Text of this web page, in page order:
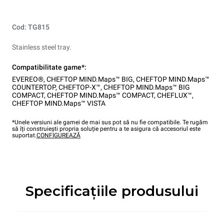
Cod: TG815
Stainless steel tray.
Compatibilitate game*:
EVEREO®, CHEFTOP MIND.Maps™ BIG, CHEFTOP MIND.Maps™
COUNTERTOP, CHEFTOP-X™, CHEFTOP MIND.Maps™ BIG
COMPACT, CHEFTOP MIND.Maps™ COMPACT, CHEFLUX™,
CHEFTOP MIND.Maps™ VISTA
*Unele versiuni ale gamei de mai sus pot să nu fie compatibile. Te rugăm
să îți construiești propria soluție pentru a te asigura că accesoriul este
suportat.CONFIGUREAZĂ
Specificațiile produsului